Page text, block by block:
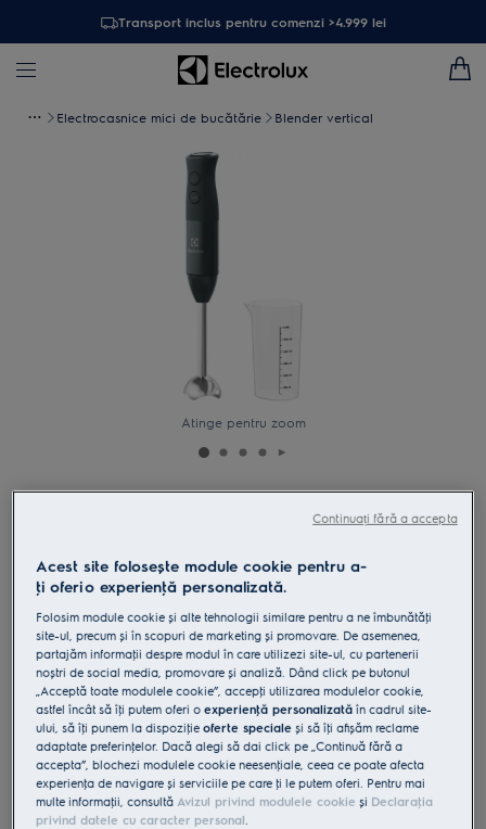
Transport inclus pentru comenzi >4.999 lei
Electrocasnice mici de bucătărie Blender vertical
Atinge pentru zoom
Mixer vertical Create 3 E3HB1-4GG
4.8 (46)
Beneficii
Mixare ideală cu tehnologia TruFlow®. Bucură-te de reţete delicioase,
preparate cu ușurinţă, în fiecare zi.
Tehnologia TruFlow® asigură o mixare optimă a ingredientelor pentru
rezultate delicioase.
Motorul puternic permite prepararea unei game variate de reţete
sănătoase și delicioase.
Acest site folosește module cookie pentru a-
ţi oferi o experienţă personalizată.
Folosim module cookie și alte tehnologii similare pentru a ne îmbunătăţi
site-ul, precum și în scopuri de marketing și promovare. De asemenea,
partajăm informaţii despre modul în care utilizezi site-ul, cu partenerii
noștri de social media, promovare și analiză. Dând click pe butonul
„Acceptă toate modulele cookie”, accepţi utilizarea modulelor cookie,
astfel încât să îţi putem oferi oexperienţă personalizată în cadrul site-
ului, să îţi punem la dispoziţieoferte speciale și să îţi afișăm reclame
adaptate preferinţelor. Dacă alegi să dai click pe „Continuă fără a
accepta”, blochezi modulele cookie neesenţiale, ceea ce poate afecta
experienţa de navigare și serviciile pe care ţi le putem oferi. Pentru mai
multe informaţii, consultă Avizul privind modulele cookie și Declaraţia
privind datele cu caracter personal.
Continuați fără a accepta